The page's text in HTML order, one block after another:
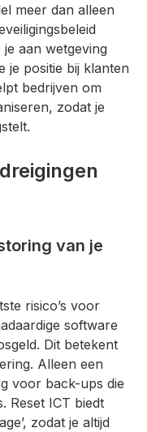
meer dan alleen
aan wetgeving
je positie bij klanten
bedrijven om
zodat je
van je
risico’s voor
software
Dit betekent
Alleen een
voor back-ups die
Reset ICT biedt
zodat je altijd